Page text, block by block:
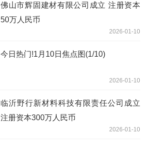
佛山市辉固建材有限公司成立 注册资本
50万人民币
2026-01-10
今日热门!1月10日焦点图(1/10)
2026-01-10
临沂野行新材料科技有限责任公司成立
注册资本300万人民币
2026-01-10